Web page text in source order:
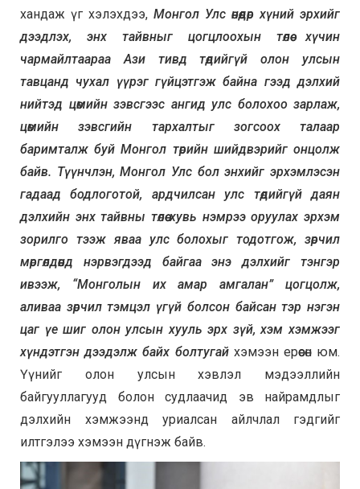
хандаж үг хэлэхдээ, Монгол Улс өнөөдөр хүний эрхийг
дээдлэх, энх тайвныг цогцлоохын төлөө хүчин
чармайлтаараа Ази тивд төдийгүй олон улсын
тавцанд чухал үүрэг гүйцэтгэж байна гээд дэлхий
нийтэд цөмийн зэвсгээс ангид улс болохоо зарлаж,
цөмийн зэвсгийн тархалтыг зогсоох талаар
баримталж буй Монгол төрийн шийдвэрийг онцолж
байв. Түүнчлэн, Монгол Улс бол энхийг эрхэмлэсэн
гадаад бодлоготой, ардчилсан улс төдийгүй даян
дэлхийн энх тайвны төлөө хувь нэмрээ оруулах эрхэм
зорилго тээж яваа улс болохыг тодотгож, зөрчил
мөргөлдөөнд нэрвэгдээд байгаа энэ дэлхийг тэнгэр
ивээж, “Монголын их амар амгалан” цогцолж,
аливаа зөрчил тэмцэл үгүй болсон байсан тэр нэгэн
цаг үе шиг олон улсын хууль эрх зүй, хэм хэмжээг
хүндэтгэн дээдэлж байх болтугай хэмээн ерөөсөн юм.
Үүнийг олон улсын хэвлэл мэдээллийн
байгууллагууд болон судлаачид эв найрамдлыг
дэлхийн хэмжээнд уриалсан айлчлал гэдгийг
илтгэлээ хэмээн дүгнэж байв.